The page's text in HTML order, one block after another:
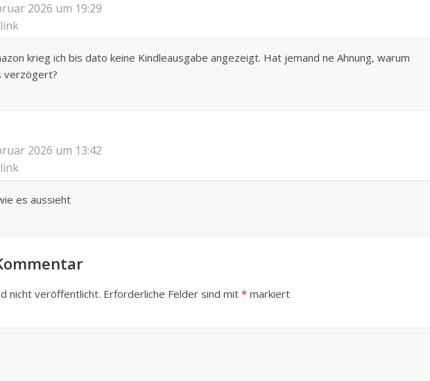
2026 um 19:29
krieg ich bis dato keine Kindleausgabe angezeigt. Hat jemand ne Ahnung, warum
verzögert?
2026 um 13:42
es aussieht
nicht veröffentlicht. Erforderliche Felder sind mit * markiert